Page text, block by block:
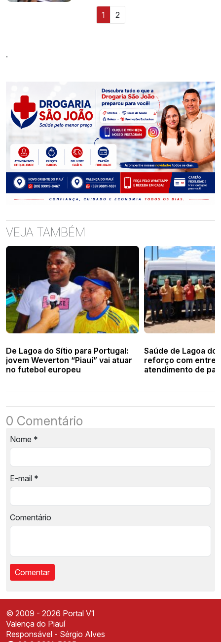
1 2
.
VEJA TAMBÉM
De Lagoa do Sítio para Portugal:
jovem Weverton “Piauí” vai atuar
no futebol europeu
Saúde de Lagoa do
reforço com
atendimento de
0 Comentário
Nome *
E-mail *
Comentário
© 2009 - 2026 Portal V1
Valença do Piauí
Responsável - Sérgio Alves